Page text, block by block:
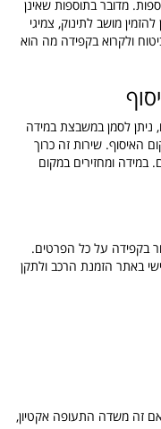
מדובר בתוספות שאינן
מושב לתינוק, צמיגי
ולקרוא בקפידה מה הוא
לסמן במשבצת במידה
האיסוף. שירות זה כרוך
ומחזירים במקום
בקפידה על כל הפרטים.
באתר הזמנת הרכב ולתקן
זה משדה התעופה אקטיון,